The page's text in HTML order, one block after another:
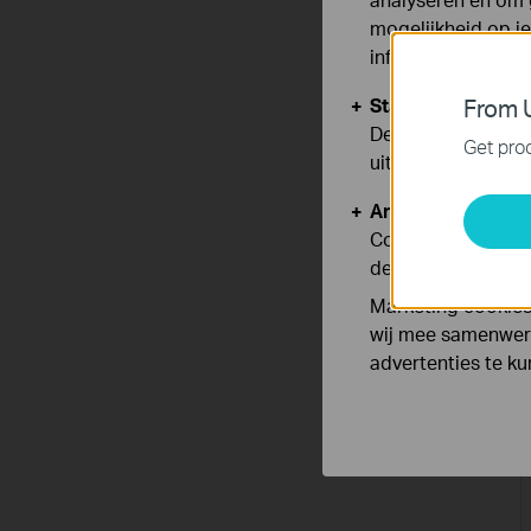
From
Get
mogelijkheid op
informatie.
Standaard
Deze cookies zijn
uitgeschakeld.
Analyse en
Cookies voor
de functionaliteit
Marketing
wij mee
advertenties te